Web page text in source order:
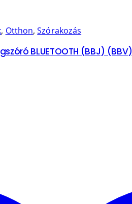
, Otthon,Szórakozás
BLUETOOTH (BBJ) (BBV)